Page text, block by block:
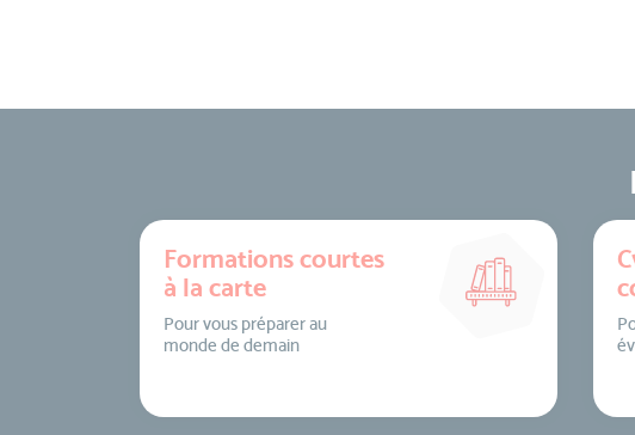
Formations courtes
à la carte
Pour vous préparer au
monde de demain